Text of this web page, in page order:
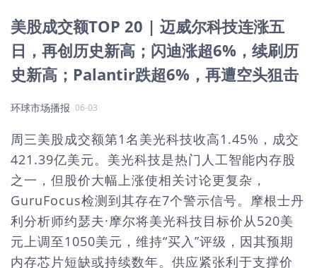
美股成交额TOP 20 | 迈威尔科技连涨五
日，再创历史新高；闪迪涨超6%，续刷历
史新高；Palantir跌超6%，再遭空头狙击
环球市场播报 06-03
周三美股成交额第1名美光科技收高1.45%，成交
421.39亿美元。美光科技是热门人工智能内存股
之一，但股价大幅上涨使相关讨论更复杂，
GuruFocus检测到其存在7个警示信号。摩根士丹
利分析师约瑟夫·摩尔将美光科技目标价从520美
元上调至1050美元，维持“买入”评级，因其预期
内存芯片短缺或持续数年。供应紧张利于支撑价